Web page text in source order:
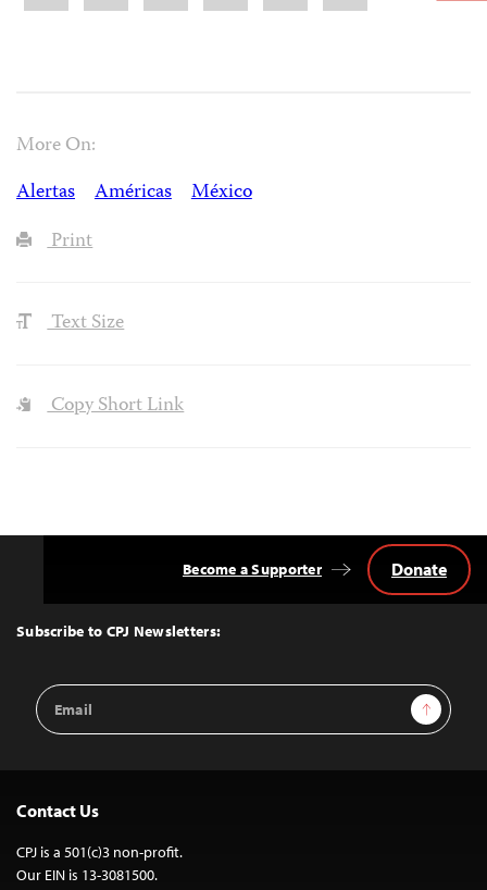
More On:
Alertas
Américas
México
Print
Text Size
Copy Short Link
Top
Subscribe to CPJ Newsletters:
Email
Address
Sign Up
Become a Supporter Donate
Contact Us
CPJ is a 501(c)3 non-profit.
Our EIN is 13-3081500.